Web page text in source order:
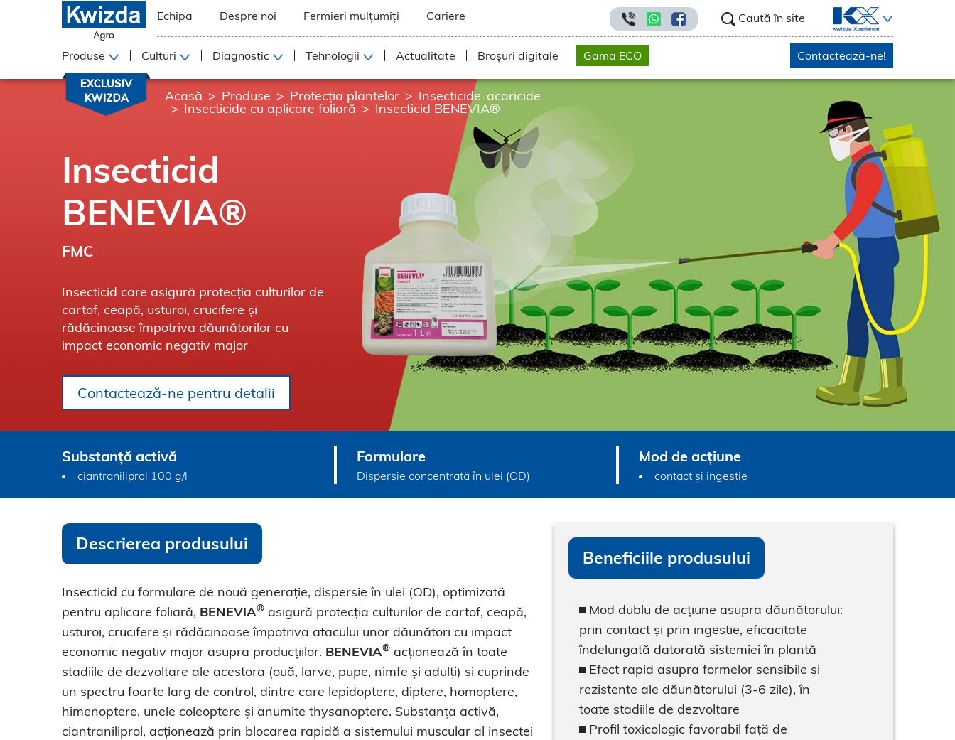
Echipa Despre noi Fermieri mulțumiți Cariere Caută în site
Produse Culturi Diagnostic Tehnologii Actualitate Broșuri digitale Gama ECO Contactează-ne!
Acasă Produse Protecția plantelor Insecticide-acaricide
Insecticide cu aplicare foliară Insecticid BENEVIA®
Insecticid
BENEVIA®
FMC
Insecticid care asigură protecția culturilor de
cartof, ceapă, usturoi, crucifere și
rădăcinoase împotriva dăunătorilor cu
impact economic negativ major
Contactează-ne pentru detalii
Substanță activă
ciantraniliprol 100 g/l
Formulare
Dispersie concentrată în ulei (OD)
Mod de acțiune
contact și ingestie
Descrierea produsului
Insecticid cu formulare de nouă generație, dispersie în ulei (OD), optimizată
pentru aplicare foliară, BENEVIA® asigură protecția culturilor de cartof, ceapă,
usturoi, crucifere și rădăcinoase împotriva atacului unor dăunători cu impact
economic negativ major asupra producțiilor. BENEVIA® acționează în toate
stadiile de dezvoltare ale acestora (ouă, larve, pupe, nimfe și adulți) și cuprinde
un spectru foarte larg de control, dintre care lepidoptere, diptere, homoptere,
himenoptere, unele coleoptere și anumite thysanoptere. Substanța activă,
ciantraniliprol, acționează prin blocarea rapidă a sistemului muscular al insectei
Beneficiile produsului
Mod dublu de acțiune asupra dăunătorului:
prin contact și prin ingestie, eficacitate
îndelungată datorată sistemiei în plantă
Efect rapid asupra formelor sensibile și
rezistente ale dăunătorului (3-6 zile), în
toate stadiile de dezvoltare
Profil toxicologic favorabil față de